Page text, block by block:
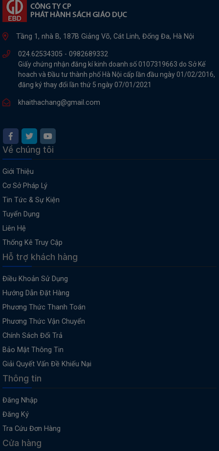
Tầng 1, nhà B, 187B Giảng Võ, Cát Linh, Đống Đa, Hà Nội
024.62534305 - 0982689332
Giấy chứng nhận đăng kí kinh doanh số 0107319663 do Sở Kế
hoach và Đầu tư thành phố Hà Nội cấp lần đầu ngày 01/02/2016,
đăng ký thay đổi lần thứ 5 ngày 07/01/2021
khaithachang@gmail.com
Về chúng tôi
Giới Thiệu
Cơ Sở Pháp Lý
Tin Tức & Sự Kiện
Tuyển Dụng
Liên Hệ
Thống Kê Truy Cập
Hỗ trợ khách hàng
Điều Khoản Sử Dụng
Hướng Dẫn Đặt Hàng
Phương Thức Thanh Toán
Phương Thức Vận Chuyển
Chính Sách Đổi Trả
Bảo Mật Thông Tin
Giải Quyết Vấn Đề Khiếu Nại
Thông tin
Đăng Nhập
Đăng Ký
Tra Cứu Đơn Hàng
Cửa hàng